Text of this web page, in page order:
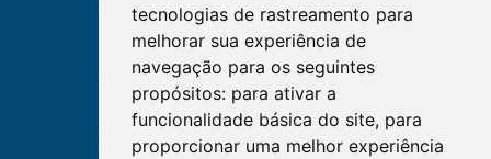
tecnologias de rastreamento para
melhorar sua experiência de
navegação para os seguintes
propósitos: para ativar a
funcionalidade básica do site, para
proporcionar uma melhor experiência